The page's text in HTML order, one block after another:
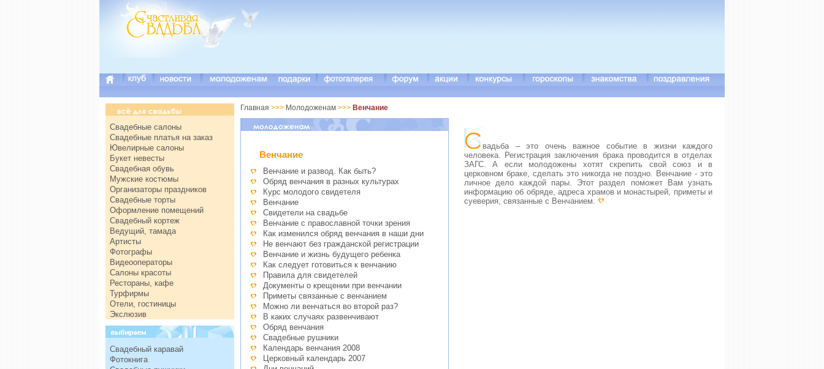
Свадебные салоны
Свадебные платья на заказ
Ювелирные салоны
Букет невесты
Свадебная обувь
Мужские костюмы
Организаторы праздников
Свадебные торты
Оформление помещений
Свадебный кортеж
Ведущий, тамада
Артисты
Фотографы
Видеооператоры
Салоны красоты
Рестораны, кафе
Турфирмы
Отели, гостиницы
Экслюзив
Свадебный каравай
Фотокнига
Главная >>> Молодоженам >>> Венчание
Венчание
Венчание и развод. Как быть?
Обряд венчания в разных культурах
Курс молодого свидетеля
Венчание
Свидетели на свадьбе
Венчание с православной точки зрения
Как изменился обряд венчания в наши дни
Не венчают без гражданской регистрации
Венчание и жизнь будущего ребенка
Как следует готовиться к венчанию
Правила для свидетелей
Документы о крещении при венчании
Приметы связанные с венчанием
Можно ли венчаться во второй раз?
В каких случаях развенчивают
Обряд венчания
Свадебные рушники
Календарь венчания 2008
Церковный календарь 2007
вадьба – это очень важное событие в жизни каждого
человека. Регистрация заключения брака проводится в отделах
ЗАГС. А если молодожены хотят скрепить свой союз и в
церковном браке, сделать это никогда не поздно. Венчание - это
личное дело каждой пары. Этот раздел поможет Вам узнать
информацию об обряде, адреса храмов и монастырей, приметы и
суеверия, связанные с Венчанием.